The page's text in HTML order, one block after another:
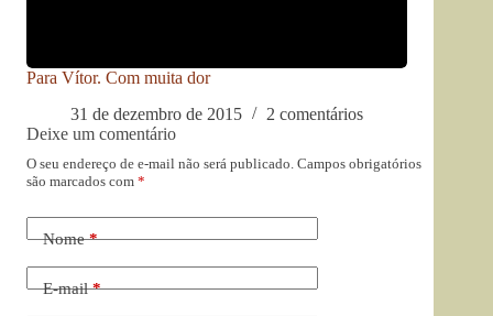
Para Vítor. Com muita dor
31 de dezembro de 2015
2 comentários
Deixe um comentário
O seu endereço de e-mail não será publicado. Campos obrigatórios
são marcados com *
Nome*
E-mail*